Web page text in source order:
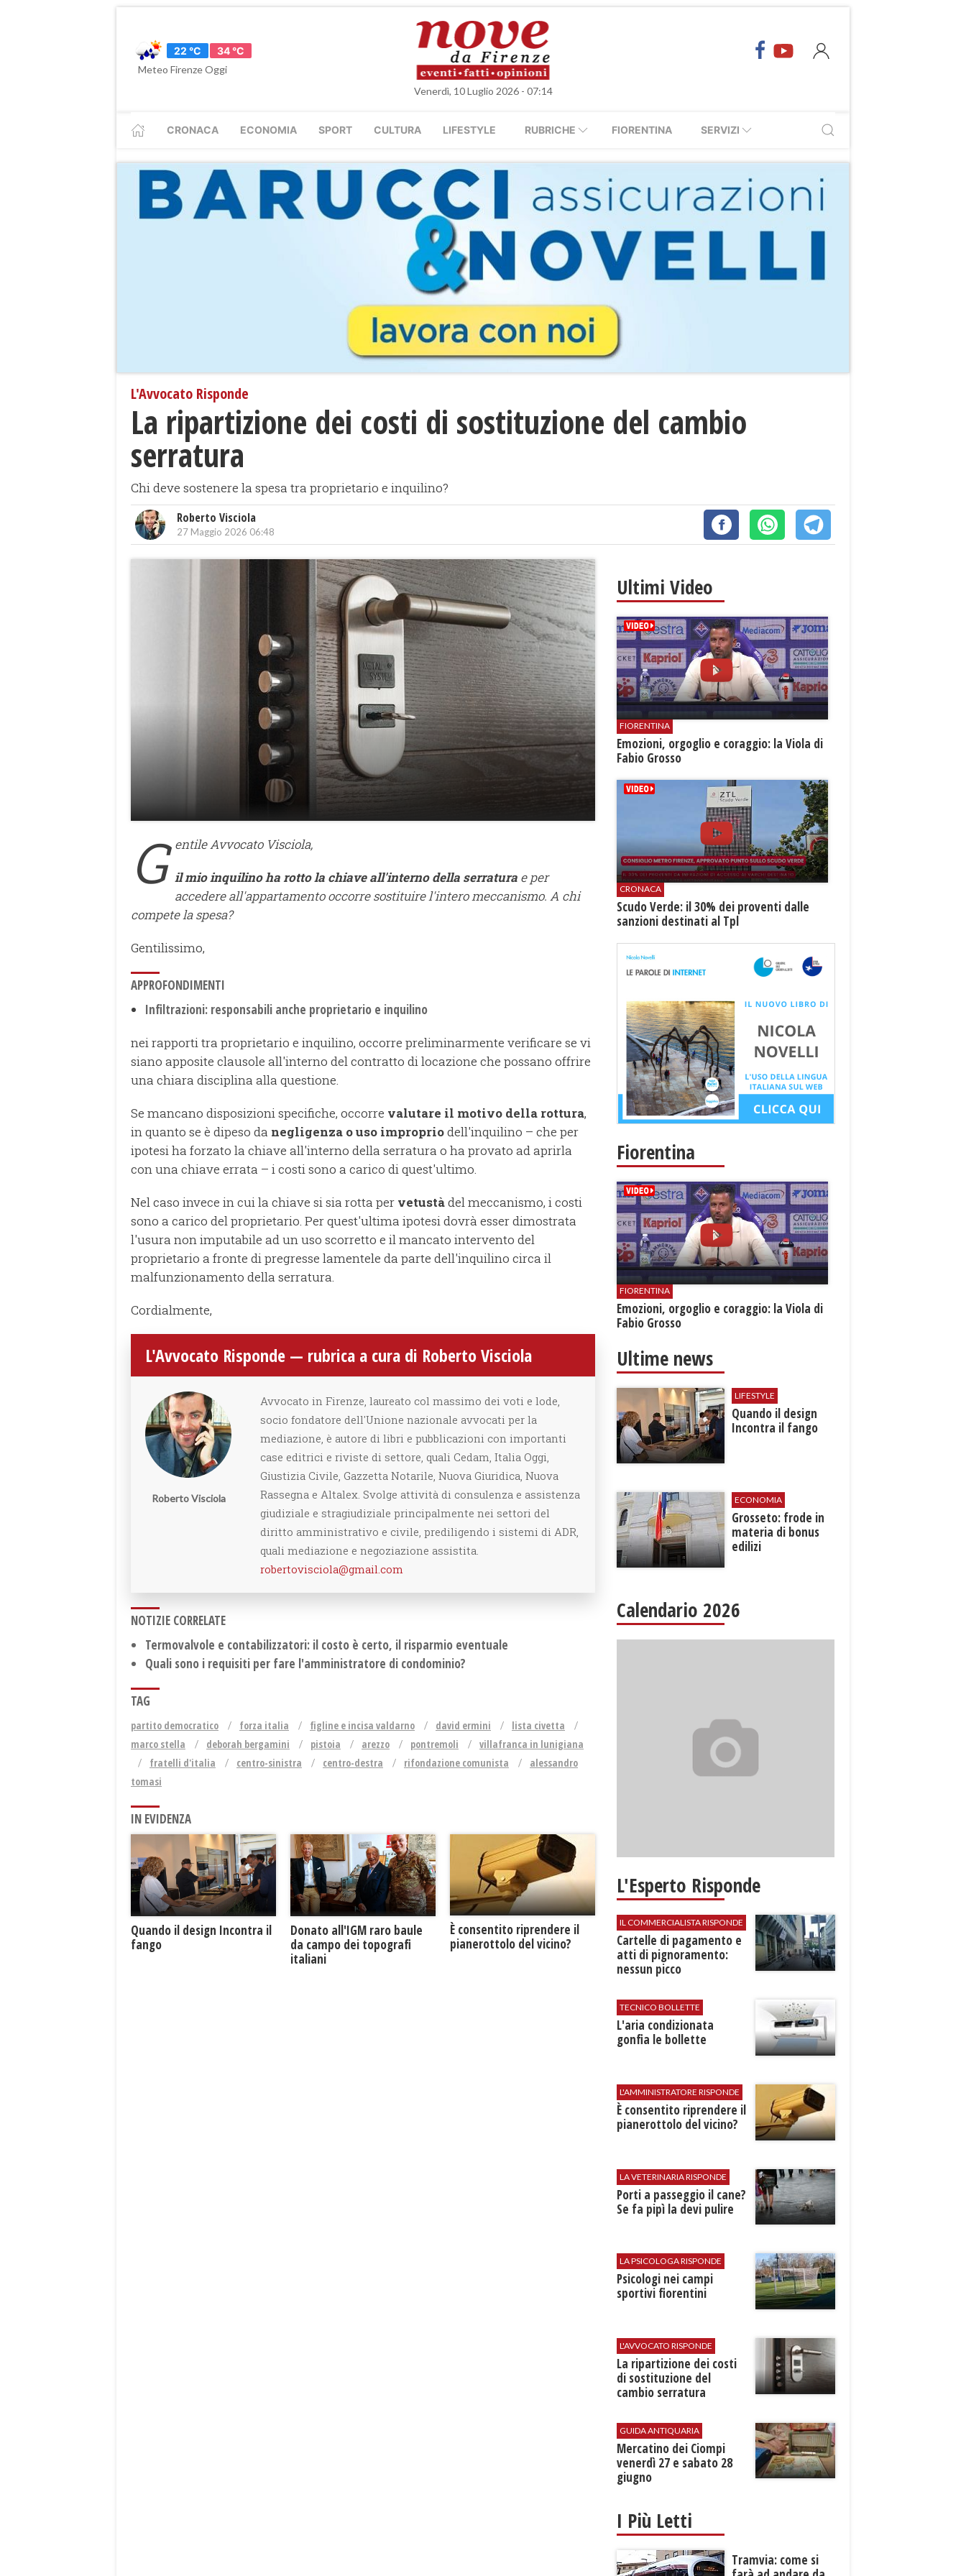
22 °C
34 °C
Meteo Firenze Oggi
Venerdì, 10 Luglio 2026 - 07:14
CRONACA ECONOMIA SPORT CULTURA LIFESTYLE RUBRICHE FIORENTINA SERVIZI
L'Avvocato Risponde
La ripartizione dei costi di sostituzione del cambio
serratura
Chi deve sostenere la spesa tra proprietario e inquilino?
Roberto Visciola
27 Maggio 2026 06:48
G entile Avvocato Visciola,
il mio inquilino ha rotto la chiave all'interno della serratura e per
accedere all'appartamento occorre sostituire l'intero meccanismo. A chi
compete la spesa?
Gentilissimo,
APPROFONDIMENTI
Infiltrazioni: responsabili anche proprietario e inquilino
nei rapporti tra proprietario e inquilino, occorre preliminarmente verificare se vi
siano apposite clausole all'interno del contratto di locazione che possano offrire
una chiara disciplina alla questione.
Se mancano disposizioni specifiche, occorre valutare il motivo della rottura,
in quanto se è dipeso da negligenza o uso impropriodell'inquilino – che per
ipotesi ha forzato la chiave all'interno della serratura o ha provato ad aprirla
con una chiave errata – i costi sono a carico di quest'ultimo.
Nel caso invece in cui la chiave si sia rotta per vetustàdel meccanismo, i costi
sono a carico del proprietario. Per quest'ultima ipotesi dovrà esser dimostrata
l'usura non imputabile ad un uso scorretto e il mancato intervento del
proprietario a fronte di pregresse lamentele da parte dell'inquilino circa il
malfunzionamento della serratura.
Cordialmente,
L'Avvocato Risponde — rubrica a cura di Roberto Visciola
Roberto Visciola
Avvocato in Firenze, laureato col massimo dei voti e lode,
socio fondatore dell'Unione nazionale avvocati per la
mediazione, è autore di libri e pubblicazioni con importanti
case editrici e riviste di settore, quali Cedam, Italia Oggi,
Giustizia Civile, Gazzetta Notarile, Nuova Giuridica, Nuova
Rassegna e Altalex. Svolge attività di consulenza e assistenza
giudiziale e stragiudiziale principalmente nei settori del
diritto amministrativo e civile, prediligendo i sistemi di ADR,
quali mediazione e negoziazione assistita.
robertovisciola@gmail.com
NOTIZIE CORRELATE
Termovalvole e contabilizzatori: il costo è certo, il risparmio eventuale
Quali sono i requisiti per fare l'amministratore di condominio?
TAG
partito democratico forza italia figline e incisa valdarno david ermini
lista civetta
marco stella
deborah bergamini pistoia arezzo pontremoli
villafranca in lunigiana
fratelli d'italia
centro-sinistra centro-destra rifondazione comunista
alessandro
tomasi
IN EVIDENZA
​Quando il design Incontra il
fango
Donato all'IGM raro baule
da campo dei topografi
italiani
È consentito riprendere il
pianerottolo del vicino?
Ultimi Video
FIORENTINA
Emozioni, orgoglio e coraggio: la Viola di
Fabio Grosso
CRONACA
Scudo Verde: il 30% dei proventi dalle
sanzioni destinati al Tpl
Fiorentina
FIORENTINA
Emozioni, orgoglio e coraggio: la Viola di
Fabio Grosso
Ultime news
LIFESTYLE
​Quando il design
Incontra il fango
ECONOMIA
Grosseto: frode in
materia di bonus
edilizi
Calendario 2026
L'Esperto Risponde
IL COMMERCIALISTA RISPONDE
Cartelle di pagamento e
atti di pignoramento:
nessun picco
TECNICO BOLLETTE
L'​aria condizionata
gonfia le bollette
L'AMMINISTRATORE RISPONDE
È consentito riprendere il
pianerottolo del vicino?
LA VETERINARIA RISPONDE
Porti a passeggio il cane?
Se fa pipì la devi pulire
LA PSICOLOGA RISPONDE
Psicologi nei campi
sportivi fiorentini
L'AVVOCATO RISPONDE
La ripartizione dei costi
di sostituzione del
cambio serratura
GUIDA ANTIQUARIA
Mercatino dei Ciompi
venerdì 27 e sabato 28
giugno
I Più Letti
Tramvia: come si